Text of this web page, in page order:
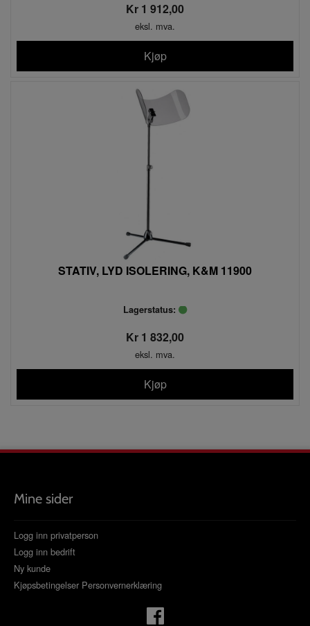
Kr 1 912,00
eksl. mva.
Kjøp
STATIV, LYD ISOLERING, K&M 11900
Lagerstatus:
Kr 1 832,00
eksl. mva.
Kjøp
Mine sider
Logg inn privatperson
Logg inn bedrift
Ny kunde
Kjøpsbetingelser Personvernerklæring